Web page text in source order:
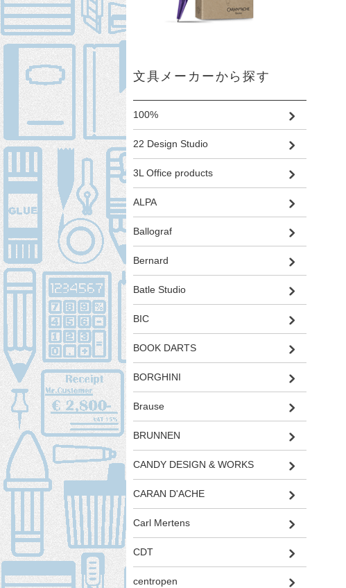
文具メーカーから探す
100%
22 Design Studio
3L Office products
ALPA
Ballograf
Bernard
Batle Studio
BIC
BOOK DARTS
BORGHINI
Brause
BRUNNEN
CANDY DESIGN & WORKS
CARAN D'ACHE
Carl Mertens
CDT
centropen